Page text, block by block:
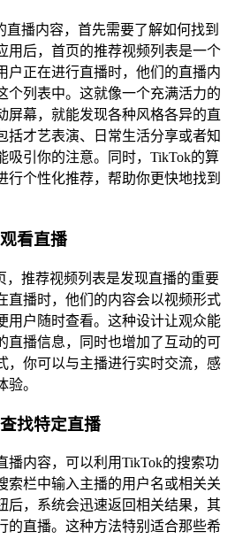
直播内容，首先需要了解如何找到
用后，首页的推荐视频列表是一个
户正在进行直播时，他们的直播内
个列表中。这就像一个充满活力的
屏幕，就能发现各种风格各异的直
括才艺表演、日常生活分享或者知
吸引你的注意。同时，TikTok的算
行个性化推荐，帮助你更快地找到
看直播
，推荐视频列表是发现直播的重要
直播时，他们的内容会以视频形式
用户随时查看。这种设计让观众能
直播信息，同时也增加了互动的可
，你可以与主播进行实时交流，感
验。
找特定直播
播内容，可以利用TikTok的搜索功
索栏中输入主播的用户名或相关关
后，系统会迅速返回相关结果，其
的直播。这种方法特别适合那些希